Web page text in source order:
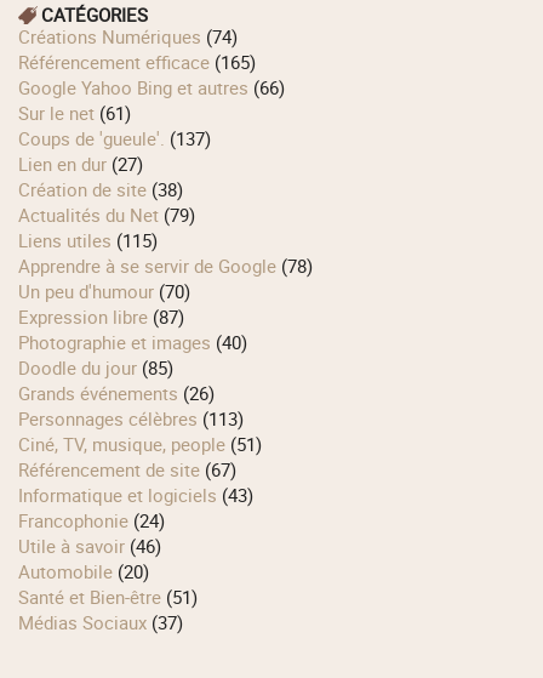
CATÉGORIES
Créations Numériques (74)
Référencement efficace (165)
Google Yahoo Bing et autres (66)
Sur le net (61)
Coups de 'gueule'. (137)
Lien en dur (27)
Création de site (38)
Actualités du Net (79)
Liens utiles (115)
Apprendre à se servir de Google (78)
Un peu d'humour (70)
Expression libre (87)
Photographie et images (40)
Doodle du jour (85)
Grands événements (26)
Personnages célèbres (113)
Ciné, TV, musique, people (51)
Référencement de site (67)
Informatique et logiciels (43)
Francophonie (24)
Utile à savoir (46)
Automobile (20)
Santé et Bien-être (51)
Médias Sociaux (37)